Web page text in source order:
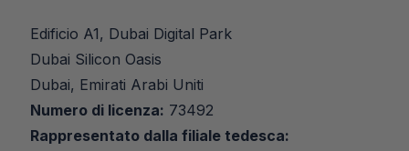
Edificio A1, Dubai Digital Park
Dubai Silicon Oasis
Dubai, Emirati Arabi Uniti
Numero di licenza: 73492
Rappresentato dalla filiale tedesca: